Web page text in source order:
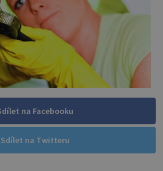
na Facebooku
Sdílet na Twitteru